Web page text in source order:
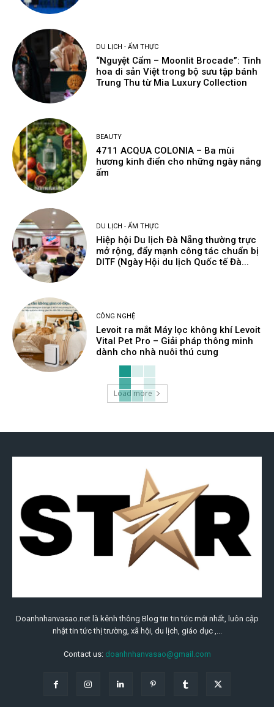
DU LỊCH - ẨM THỰC
“Nguyệt Cẩm – Moonlit Brocade”: Tinh
hoa di sản Việt trong bộ sưu tập bánh
Trung Thu từ Mia Luxury Collection
BEAUTY
4711 ACQUA COLONIA – Ba mùi
hương kinh điển cho những ngày nắng
ấm
DU LỊCH - ẨM THỰC
Hiệp hội Du lịch Đà Nẵng thường trực
mở rộng, đẩy mạnh công tác chuẩn bị
DITF (Ngày Hội du lịch Quốc tế Đà...
CÔNG NGHỆ
Levoit ra mắt Máy lọc không khí Levoit
Vital Pet Pro – Giải pháp thông minh
dành cho nhà nuôi thú cưng
Load more
Doanhnhanvasao.net là kênh thông Blog tin tin tức mới nhất, luôn cập
nhật tin tức thị trường, xã hội, du lịch, giáo dục ,...
Contact us: doanhnhanvasao@gmail.com